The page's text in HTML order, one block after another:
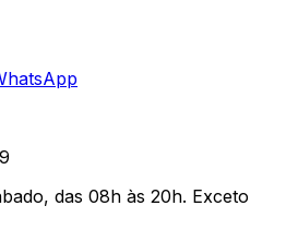
das 08h às 20h. Exceto